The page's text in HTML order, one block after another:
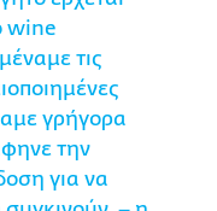
wine
τις
γρήγορα
την
για να